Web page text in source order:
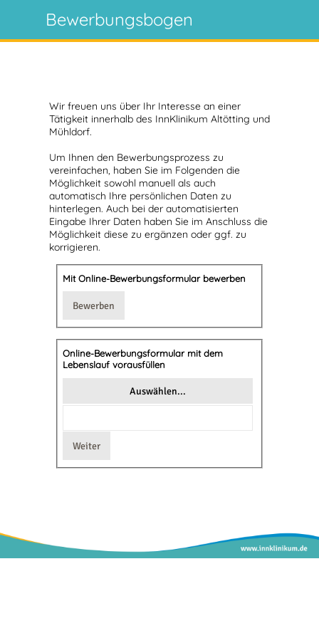
Bewerbungsbogen
Wir freuen uns über Ihr Interesse an einer
Tätigkeit innerhalb des InnKlinikum Altötting und
Mühldorf.
Um Ihnen den Bewerbungsprozess zu
vereinfachen, haben Sie im Folgenden die
Möglichkeit sowohl manuell als auch
automatisch Ihre persönlichen Daten zu
hinterlegen. Auch bei der automatisierten
Eingabe Ihrer Daten haben Sie im Anschluss die
Möglichkeit diese zu ergänzen oder ggf. zu
korrigieren.
Mit Online-Bewerbungsformular bewerben
Online-Bewerbungsformular mit dem
Lebenslauf vorausfüllen